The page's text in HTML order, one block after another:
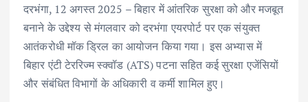
दरभंगा, 12 अगस्त 2025 – बिहार में आंतरिक सुरक्षा को और मजबूत
बनाने के उद्देश्य से मंगलवार को दरभंगा एयरपोर्ट पर एक संयुक्त
आतंकरोधी मॉक ड्रिल का आयोजन किया गया। इस अभ्यास में
बिहार एंटी टेररिज्म स्क्वॉड (ATS) पटना सहित कई सुरक्षा एजेंसियों
और संबंधित विभागों के अधिकारी व कर्मी शामिल हुए।